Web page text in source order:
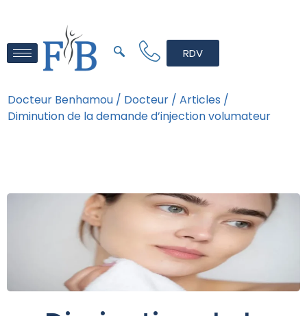
RDV
Docteur Benhamou / Docteur / Articles /
Diminution de la demande d’injection volumateur